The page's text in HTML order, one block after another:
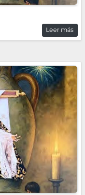
Leer más